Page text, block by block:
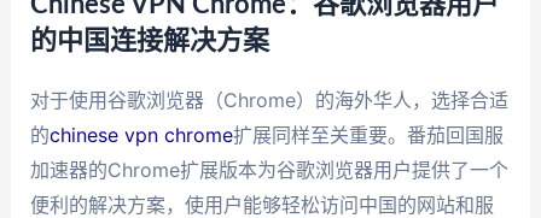
的中国连接解决方案
对于使用谷歌浏览器（Chrome）的海外华人，选择合适
的chinese vpn chrome扩展同样至关重要。番茄回国服
加速器的Chrome扩展版本为谷歌浏览器用户提供了一个
便利的解决方案，使用户能够轻松访问中国的网站和服